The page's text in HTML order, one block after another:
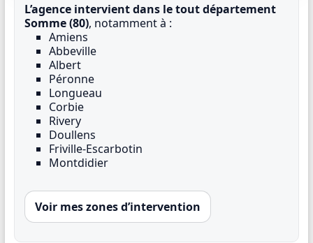
L’agence intervient dans le tout département
Somme (80), notamment à :
Amiens
Abbeville
Albert
Péronne
Longueau
Corbie
Rivery
Doullens
Friville-Escarbotin
Montdidier
Voir mes zones d’intervention